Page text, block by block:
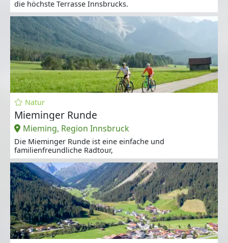
die höchste Terrasse Innsbrucks.
Natur
Mieminger Runde
Mieming, Region Innsbruck
Die Mieminger Runde ist eine einfache und
familienfreundliche Radtour,